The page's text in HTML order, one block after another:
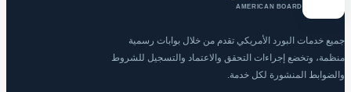
AMERICAN BOARD
جميع خدمات البورد الأمريكي تقدم من خلال بوابات رسمية
منظمة، وتخضع إجراءات التحقق والاعتماد والتسجيل للشروط
والضوابط المنشورة لكل خدمة.